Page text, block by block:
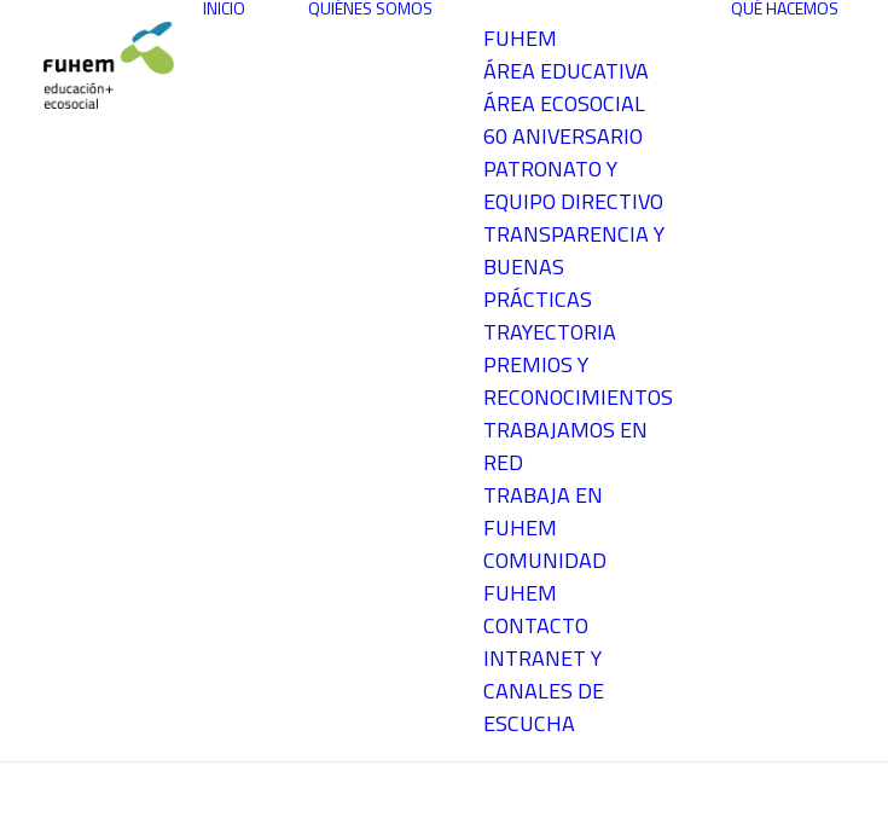
INICIO QUIÉNES SOMOS
FUHEM
ÁREA EDUCATIVA
ÁREA ECOSOCIAL
60 ANIVERSARIO
PATRONATO Y
EQUIPO DIRECTIVO
TRANSPARENCIA Y
BUENAS
PRÁCTICAS
TRAYECTORIA
PREMIOS Y
RECONOCIMIENTOS
TRABAJAMOS EN
RED
TRABAJA EN
FUHEM
COMUNIDAD
FUHEM
CONTACTO
INTRANET Y
CANALES DE
ESCUCHA
QUÉ HACEMOS